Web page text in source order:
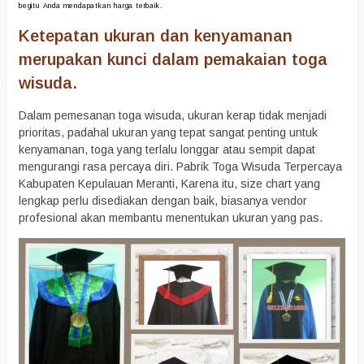
begitu Anda mendapatkan harga terbaik.
Ketepatan ukuran dan kenyamanan
merupakan kunci dalam pemakaian toga
wisuda.
Dalam pemesanan toga wisuda, ukuran kerap tidak menjadi
prioritas, padahal ukuran yang tepat sangat penting untuk
kenyamanan, toga yang terlalu longgar atau sempit dapat
mengurangi rasa percaya diri. Pabrik Toga Wisuda Terpercaya
Kabupaten Kepulauan Meranti, Karena itu, size chart yang
lengkap perlu disediakan dengan baik, biasanya vendor
profesional akan membantu menentukan ukuran yang pas.